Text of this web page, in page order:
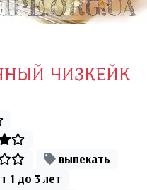
ЧИЗКЕЙК
выпекать
1 до 3 лет